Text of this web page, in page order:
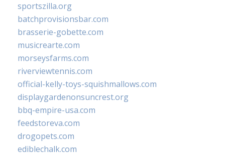
sportszilla.org
batchprovisionsbar.com
brasserie-gobette.com
musicrearte.com
morseysfarms.com
riverviewtennis.com
official-kelly-toys-squishmallows.com
displaygardenonsuncrest.org
bbq-empire-usa.com
feedstoreva.com
drogopets.com
ediblechalk.com